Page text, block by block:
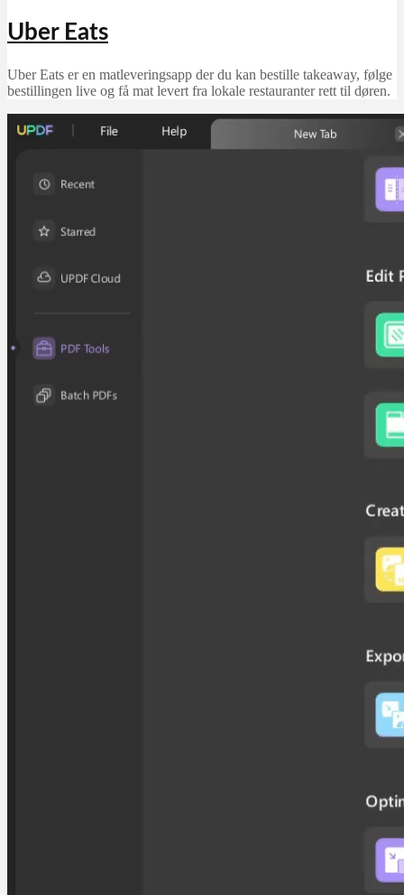
Uber Eats
Uber Eats er en matleveringsapp der du kan bestille takeaway, følge
bestillingen live og få mat levert fra lokale restauranter rett til døren.